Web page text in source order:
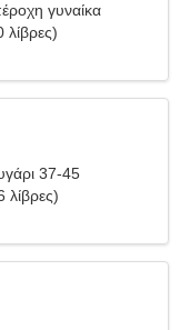
γυναίκα
37-45
λίβρες)